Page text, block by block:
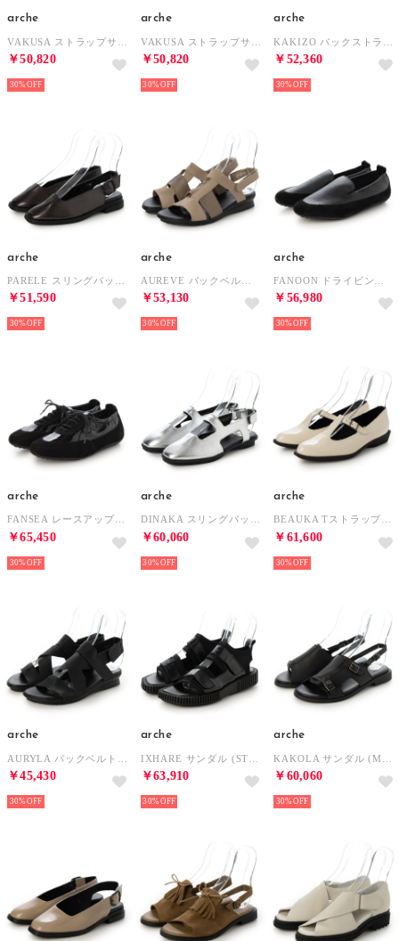
arche
￥50,820
30%
arche
￥50,820
30%
arche
￥52,360
30%
arche
￥51,590
30%
arche
￥53,130
30%
arche
￥56,980
30%
arche
FANSEA レースアップシューズ (NUBUCK/LAKLI)（ブラック） （NOIR）
￥65,450
30%
arche
DINAKA スリングバックシューズ (ALBA)（シルバー） （ARGENT）
￥60,060
30%
arche
BEAUKA Tストラップシューズ (LACK)（アイボリー） （CREME）
￥61,600
30%
arche
￥45,430
30%
arche
￥63,910
30%
arche
￥60,060
30%